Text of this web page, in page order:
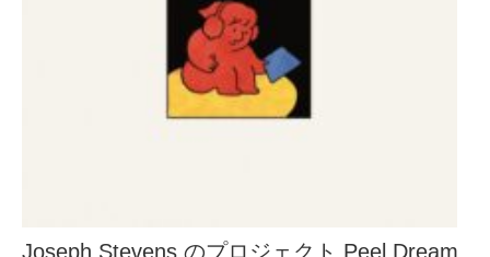
Joseph Stevens のプロジェクト Peel Dream